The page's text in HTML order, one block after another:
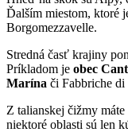
Ďalším miestom, ktoré
Borgomezzavelle.
Stredná časť krajiny
Príkladom je obec
Marína či Fabbriche di
Z talianskej čižmy
niektoré oblasti sú len